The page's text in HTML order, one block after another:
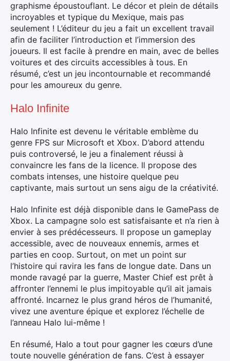
graphisme époustouflant. Le décor et plein de détails
incroyables et typique du Mexique, mais pas
seulement ! L’éditeur du jeu a fait un excellent travail
afin de faciliter l’introduction et l’immersion des
joueurs. Il est facile à prendre en main, avec de belles
voitures et des circuits accessibles à tous. En
résumé, c’est un jeu incontournable et recommandé
pour les amoureux du genre.
Halo Infinite
Halo Infinite est devenu le véritable emblème du
genre FPS sur Microsoft et Xbox. D’abord attendu
puis controversé, le jeu a finalement réussi à
convaincre les fans de la licence. Il propose des
combats intenses, une histoire quelque peu
captivante, mais surtout un sens aigu de la créativité.
Halo Infinite est déjà disponible dans le GamePass de
Xbox. La campagne solo est satisfaisante et n’a rien à
envier à ses prédécesseurs. Il propose un gameplay
accessible, avec de nouveaux ennemis, armes et
parties en coop. Surtout, on met un point sur
l’histoire qui ravira les fans de longue date. Dans un
monde ravagé par la guerre, Master Chief est prêt à
affronter l’ennemi le plus impitoyable qu’il ait jamais
affronté. Incarnez le plus grand héros de l’humanité,
vivez une aventure épique et explorez l’échelle de
l’anneau Halo lui-même !
En résumé, Halo a tout pour gagner les cœurs d’une
toute nouvelle génération de fans. C’est à essayer